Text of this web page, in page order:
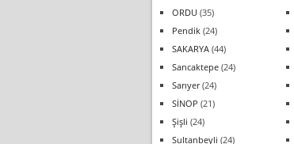
ORDU (35)
Pendik (24)
SAKARYA (44)
Sancaktepe (24)
Sarıyer(24)
SİNOP (21)
Şişli (24)
Sultanbeyli (24)